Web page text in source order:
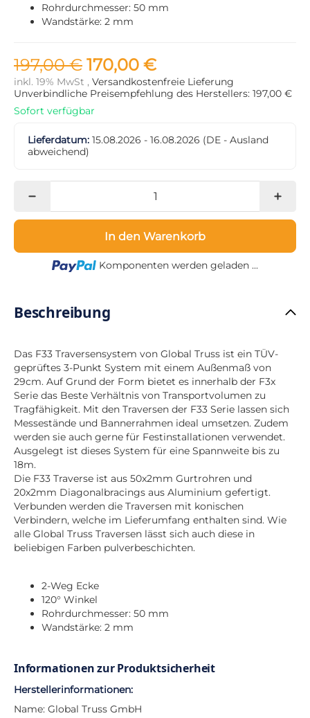
Rohrdurchmesser: 50 mm
Wandstärke: 2 mm
197,00 € 170,00 €
inkl. 19% MwSt , Versandkostenfreie Lieferung
Unverbindliche Preisempfehlung des Herstellers: 197,00 €
Sofort verfügbar
Lieferdatum: 15.08.2026 - 16.08.2026 (DE - Ausland
abweichend)
In den Warenkorb
Loading...
Komponenten werden geladen ...
Beschreibung
Das F33 Traversensystem von Global Truss ist ein TÜV-
geprüftes 3-Punkt System mit einem Außenmaß von
29cm. Auf Grund der Form bietet es innerhalb der F3x
Serie das Beste Verhältnis von Transportvolumen zu
Tragfähigkeit. Mit den Traversen der F33 Serie lassen sich
Messestände und Bannerrahmen ideal umsetzen. Zudem
werden sie auch gerne für Festinstallationen verwendet.
Ausgelegt ist dieses System für eine Spannweite bis zu
18m.
Die F33 Traverse ist aus 50x2mm Gurtrohren und
20x2mm Diagonalbracings aus Aluminium gefertigt.
Verbunden werden die Traversen mit konischen
Verbindern, welche im Lieferumfang enthalten sind. Wie
alle Global Truss Traversen lässt sich auch diese in
beliebigen Farben pulverbeschichten.
2-Weg Ecke
120° Winkel
Rohrdurchmesser: 50 mm
Wandstärke: 2 mm
Informationen zur Produktsicherheit
Herstellerinformationen:
Name: Global Truss GmbH